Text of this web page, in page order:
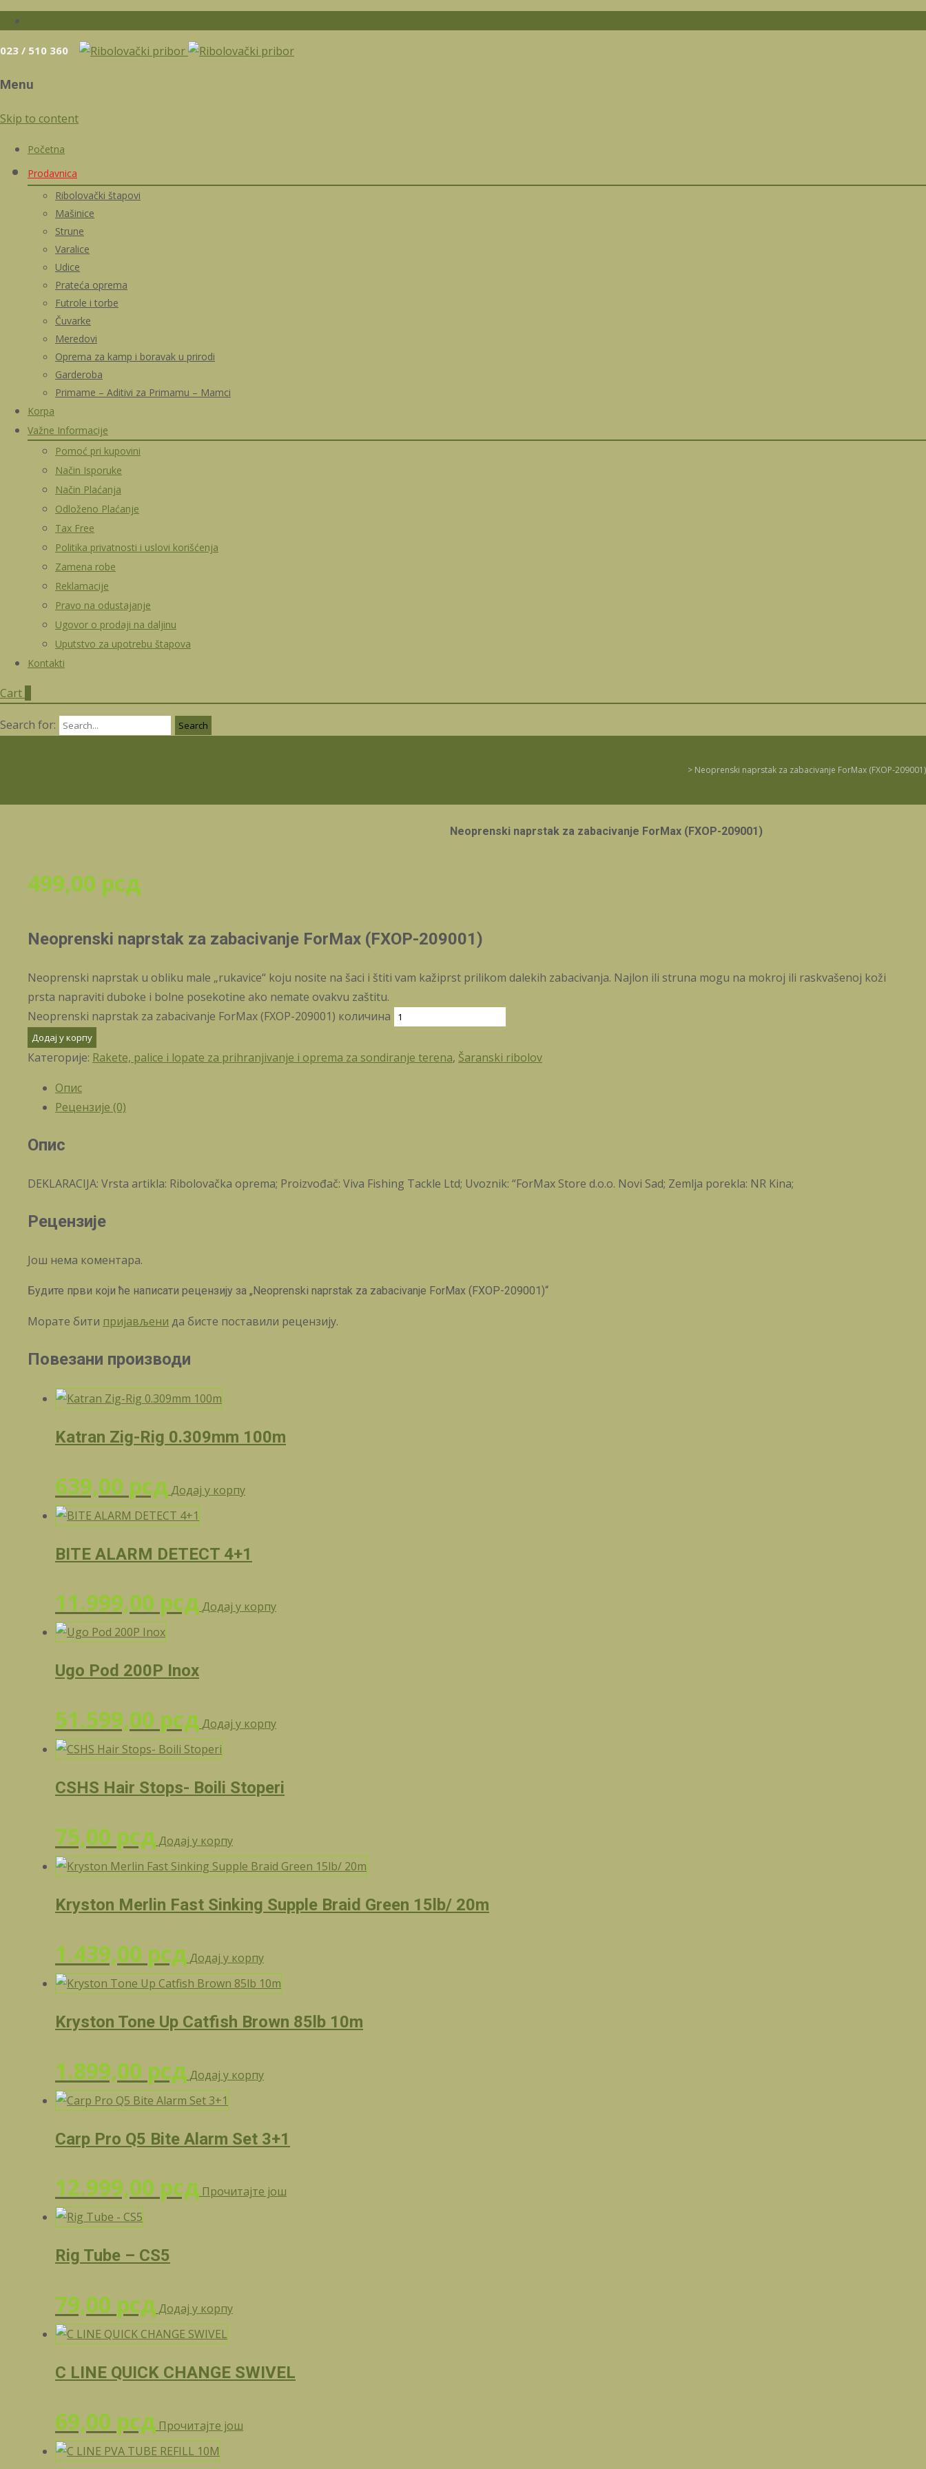
023 / 510 360
Menu
Skip to content
Početna
Prodavnica
Ribolovački štapovi
Mašinice
Strune
Varalice
Udice
Prateća oprema
Futrole i torbe
Čuvarke
Meredovi
Oprema za kamp i boravak u prirodi
Garderoba
Primame – Aditivi za Primamu – Mamci
Korpa
Važne Informacije
Pomoć pri kupovini
Način Isporuke
Način Plaćanja
Odloženo Plaćanje
Tax Free
Politika privatnosti i uslovi korišćenja
Zamena robe
Reklamacije
Pravo na odustajanje
Ugovor o prodaji na daljinu
Uputstvo za upotrebu štapova
Kontakti
Cart
Search for:
> Neoprenski naprstak za zabacivanje ForMax (FXOP-209001)
Neoprenski naprstak za zabacivanje ForMax (FXOP-209001)
499,00 рсд
Neoprenski naprstak za zabacivanje ForMax (FXOP-209001)
Neoprenski naprstak u obliku male „rukavice“ koju nosite na šaci i štiti vam kažiprst prilikom dalekih zabacivanja. Najlon ili struna mogu na mokroj ili raskvašenoj koži
prsta napraviti duboke i bolne posekotine ako nemate ovakvu zaštitu.
Neoprenski naprstak za zabacivanje ForMax (FXOP-209001) количина
Додај у корпу
Категорије: Rakete, palice i lopate za prihranjivanje i oprema za sondiranje terena, Šaranski ribolov
Опис
Рецензије (0)
Опис
DEKLARACIJA: Vrsta artikla: Ribolovačka oprema; Proizvođač: Viva Fishing Tackle Ltd; Uvoznik: “ForMax Store d.o.o. Novi Sad; Zemlja porekla: NR Kina;
Рецензије
Још нема коментара.
Будите први који ће написати рецензију за „Neoprenski naprstak za zabacivanje ForMax (FXOP-209001)“
Морате бити пријављени да бисте поставили рецензију.
Повезани производи
Katran Zig-Rig 0.309mm 100m
639,00 рсд Додај у корпу
BITE ALARM DETECT 4+1
11.999,00 рсд Додај у корпу
Ugo Pod 200P Inox
51.599,00 рсд Додај у корпу
CSHS Hair Stops- Boili Stoperi
75,00 рсд Додај у корпу
Kryston Merlin Fast Sinking Supple Braid Green 15lb/ 20m
1.439,00 рсд Додај у корпу
Kryston Tone Up Catfish Brown 85lb 10m
1.899,00 рсд Додај у корпу
Carp Pro Q5 Bite Alarm Set 3+1
12.999,00 рсд Прочитајте још
Rig Tube – CS5
79,00 рсд Додај у корпу
C LINE QUICK CHANGE SWIVEL
69,00 рсд Прочитајте још